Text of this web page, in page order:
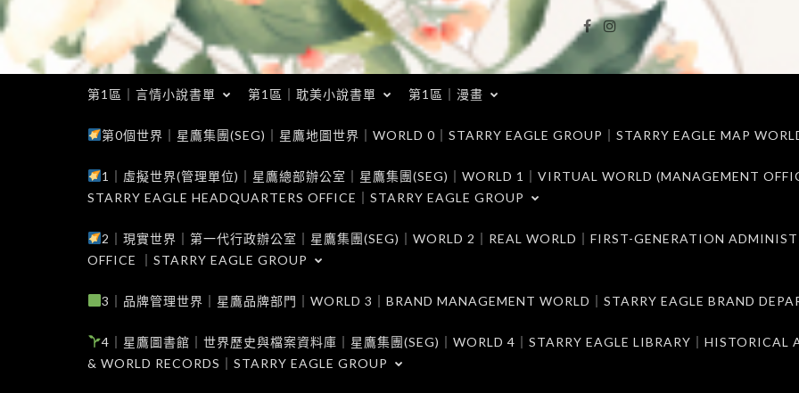
Facebook
Instagram
第1區｜言情小說書單 第1區｜耽美小說書單 第1區｜漫畫
第0個世界｜星鷹集團(SEG)｜星鷹地圖世界｜WORLD 0｜STARRY EAGLE GROUP｜STARRY EAGLE MAP
1｜虛擬世界(管理單位)｜星鷹總部辦公室｜星鷹集團(SEG)｜WORLD 1｜VIRTUAL WORLD (MANAGEMENT
STARRY EAGLE HEADQUARTERS OFFICE｜STARRY EAGLE GROUP
2｜現實世界｜第一代行政辦公室｜星鷹集團(SEG)｜WORLD 2｜REAL WORLD｜FIRST-GENERATION
OFFICE ｜STARRY EAGLE GROUP
3｜品牌管理世界｜星鷹品牌部門｜WORLD 3｜BRAND MANAGEMENT WORLD｜STARRY EAGLE BRAND
4｜星鷹圖書館｜世界歷史與檔案資料庫｜星鷹集團(SEG)｜WORLD 4｜STARRY EAGLE LIBRARY｜HISTORICAL
& WORLD RECORDS｜STARRY EAGLE GROUP